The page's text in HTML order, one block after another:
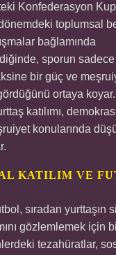
Konfederasyon
dönemdeki toplumsal
bağlamında
sporun
bir güç ve
ortaya
katılımı,
konularında
KATILIM VE
sıradan yurttaşın
gözlemlemek için
tezahüratlar,